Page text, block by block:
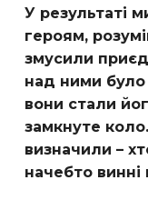
У результаті
героям,
змусили
над ними було
вони стали
замкнуте
визначили –
начебто винні